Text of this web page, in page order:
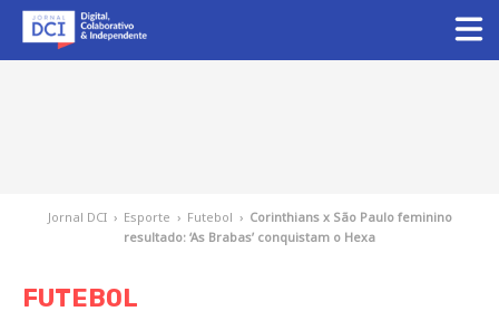
Jornal DCI › Esporte › Futebol › Corinthians x São Paulo feminino
resultado: ‘As Brabas’ conquistam o Hexa
FUTEBOL